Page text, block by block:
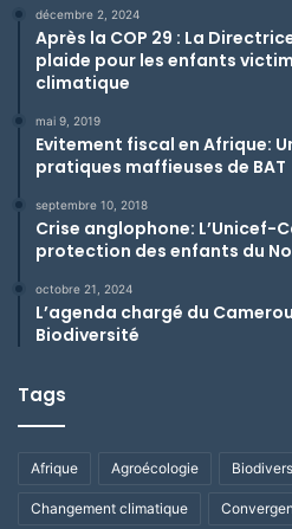
décembre 2, 2024
Après la COP 29 : La
plaide pour les enfants
climatique
mai 9, 2019
Evitement fiscal en Afrique:
pratiques maffieuses de BAT
septembre 10, 2018
Crise anglophone: L’Unicef-
protection des enfants du
octobre 21, 2024
L’agenda chargé du
Biodiversité
Tags
Afrique Agroécologie
Changement climatique